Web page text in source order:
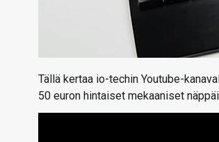
Tällä kertaa io-techin Youtube-
50 euron hintaiset mekaaniset